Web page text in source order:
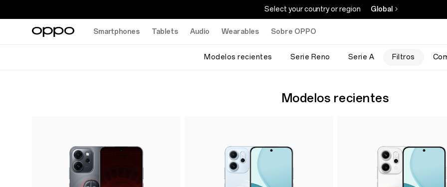
Select your country or region Global
Smartphones Tablets Audio Wearables Sobre OPPO
Modelos recientes Serie Reno Serie A Filtros
Modelos recientes